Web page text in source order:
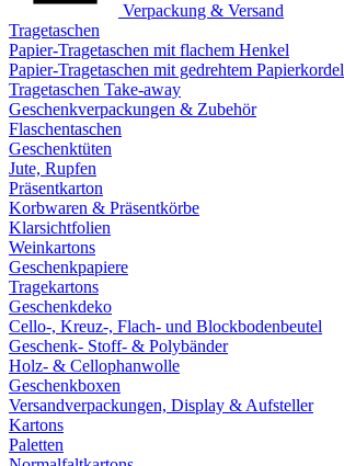
Verpackung & Versand
Tragetaschen
Papier-Tragetaschen mit flachem Henkel
Papier-Tragetaschen mit gedrehtem Papierkordel
Tragetaschen Take-away
Geschenkverpackungen & Zubehör
Flaschentaschen
Geschenktüten
Jute, Rupfen
Präsentkarton
Korbwaren & Präsentkörbe
Klarsichtfolien
Weinkartons
Geschenkpapiere
Tragekartons
Geschenkdeko
Cello-, Kreuz-, Flach- und Blockbodenbeutel
Geschenk- Stoff- & Polybänder
Holz- & Cellophanwolle
Geschenkboxen
Versandverpackungen, Display & Aufsteller
Kartons
Paletten